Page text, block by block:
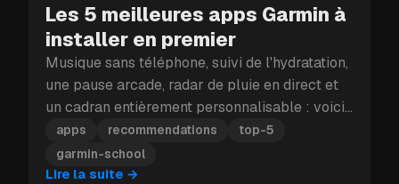
Les 5 meilleures apps Garmin à
installer en premier
Musique sans téléphone, suivi de l'hydratation,
une pause arcade, radar de pluie en direct et
un cadran entièrement personnalisable : voici
les cinq apps Garmin à installer en premier.
apps recommendations
top-5
garmin-school
Lire la suite →